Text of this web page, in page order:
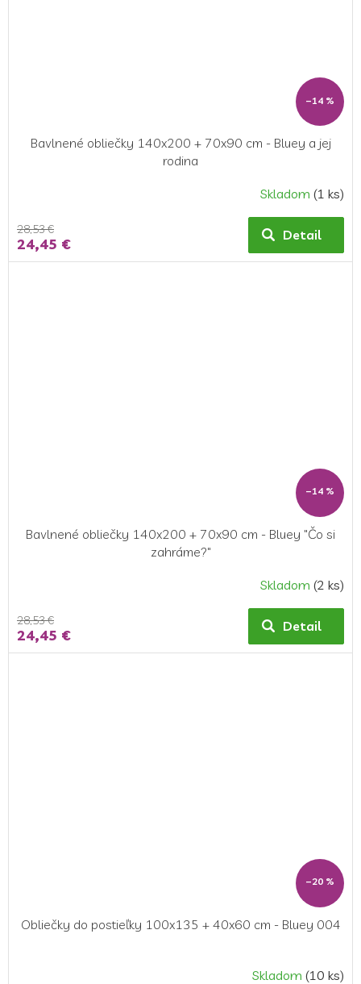
–14 %
Bavlnené obliečky 140x200 + 70x90 cm - Bluey a jej
rodina
Skladom (1 ks)
28,53 €
24,45 € Detail
–14 %
Bavlnené obliečky 140x200 + 70x90 cm - Bluey "Čo si
zahráme?"
Skladom (2 ks)
28,53 €
24,45 € Detail
–20 %
Obliečky do postieľky 100x135 + 40x60 cm - Bluey 004
Skladom (10 ks)